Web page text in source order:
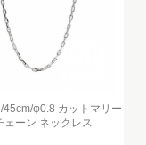
φ0.8 カットマリー
ェーン ネックレス